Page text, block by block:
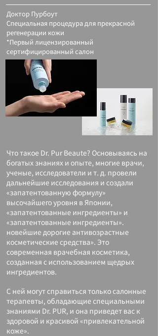
Доктор Пурбоут
Специальная процедура для прекрасной
регенерации кожи
*Первый лицензированный
сертифицированный салон
Что такое Dr. Pur Beaute? Основываясь на
богатых знаниях и опыте, многие врачи,
ученые, исследователи и т. д. провели
дальнейшие исследования и создали
«запатентованную формулу»
высочайшего уровня в Японии,
«запатентованные ингредиенты» и
«запатентованные ингредиенты».
новейшие дорогие антивозрастные
косметические средства». Это
современная врачебная косметика,
созданная с использованием щедрых
ингредиентов.
С ней могут справиться только салонные
терапевты, обладающие специальными
знаниями Dr. PUR, и она приведет вас к
здоровой и красивой «привлекательной
коже».